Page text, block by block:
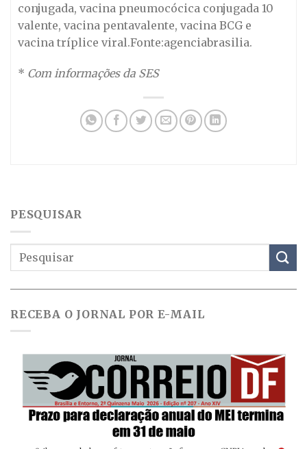
conjugada, vacina pneumocócica conjugada 10
valente, vacina pentavalente, vacina BCG e
vacina tríplice viral.Fonte:agenciabrasilia.
* Com informações da SES
PESQUISAR
RECEBA O JORNAL POR E-MAIL